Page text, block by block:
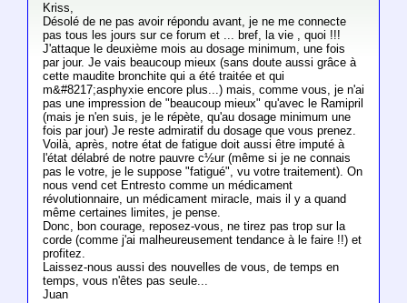
Kriss,
Désolé de ne pas avoir répondu avant, je ne me connecte
pas tous les jours sur ce forum et ... bref, la vie , quoi !!!
J'attaque le deuxième mois au dosage minimum, une fois
par jour. Je vais beaucoup mieux (sans doute aussi grâce à
cette maudite bronchite qui a été traitée et qui
m&#8217;asphyxie encore plus...) mais, comme vous, je n'ai
pas une impression de "beaucoup mieux" qu'avec le Ramipril
(mais je n'en suis, je le répète, qu'au dosage minimum une
fois par jour) Je reste admiratif du dosage que vous prenez.
Voilà, après, notre état de fatigue doit aussi être imputé à
l'état délabré de notre pauvre c½ur (même si je ne connais
pas le votre, je le suppose "fatigué", vu votre traitement). On
nous vend cet Entresto comme un médicament
révolutionnaire, un médicament miracle, mais il y a quand
même certaines limites, je pense.
Donc, bon courage, reposez-vous, ne tirez pas trop sur la
corde (comme j'ai malheureusement tendance à le faire !!) et
profitez.
Laissez-nous aussi des nouvelles de vous, de temps en
temps, vous n'êtes pas seule...
Juan